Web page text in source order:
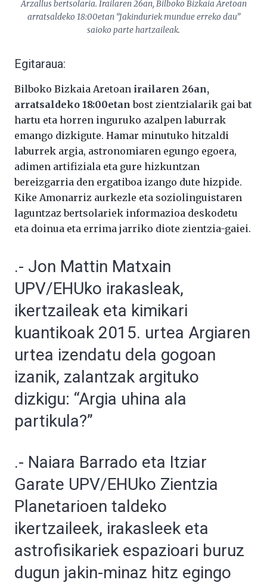
Arzallus bertsolaria. Irailaren 26an, Bilboko Bizkaia Aretoan
arratsaldeko 18:00etan “Jakinduriek mundue erreko dau”
saioko parte hartzaileak.
Egitaraua:
Bilboko Bizkaia Aretoan irailaren 26an,
arratsaldeko 18:00etanbost zientzialarik gai bat
hartu eta horren inguruko azalpen laburrak
emango dizkigute. Hamar minutuko hitzaldi
laburrek argia, astronomiaren egungo egoera,
adimen artifiziala eta gure hizkuntzan
bereizgarria den ergatiboa izango dute hizpide.
Kike Amonarriz aurkezle eta soziolinguistaren
laguntzaz bertsolariek informazioa deskodetu
eta doinua eta errima jarriko diote zientzia-gaiei.
.- Jon Mattin Matxain
UPV/EHUko irakasleak,
ikertzaileak eta kimikari
kuantikoak 2015. urtea Argiaren
urtea izendatu dela gogoan
izanik, zalantzak argituko
dizkigu: “Argia uhina ala
partikula?”
.- Naiara Barrado eta Itziar
Garate UPV/EHUko Zientzia
Planetarioen taldeko
ikertzaileek, irakasleek eta
astrofisikariek espazioari buruz
dugun jakin-minaz hitz egingo